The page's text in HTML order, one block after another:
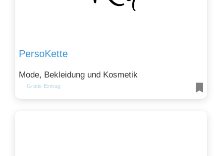
PersoKette
Mode, Bekleidung und Kosmetik
Gratis-Eintrag